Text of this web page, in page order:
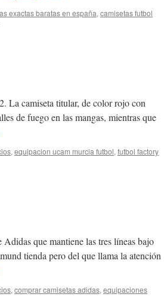
exactas baratas en españa, camisetas futbol
La camiseta titular, de color rojo con
de fuego en las mangas, mientras que
, equipacion ucam murcia futbol, futbol factory
que mantiene las tres líneas bajo
tienda pero del que llama la atención
, comprar camisetas adidas, equipaciones